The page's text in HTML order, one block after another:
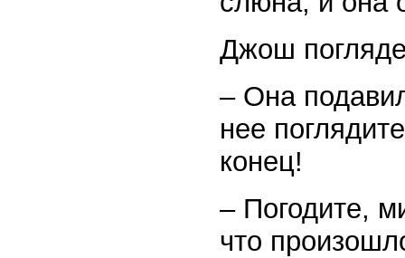
Джош
– Она
нее
конец!
– Погодите,
что